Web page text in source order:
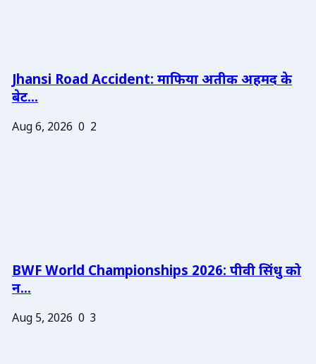
Jhansi Road Accident: माफिया अतीक अहमद के
बेट...
Aug 6, 2026 0 2
BWF World Championships 2026: पीवी सिंधु को
न...
Aug 5, 2026 0 3